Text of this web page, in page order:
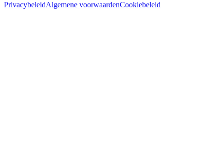
PrivacybeleidAlgemene voorwaardenCookiebeleid